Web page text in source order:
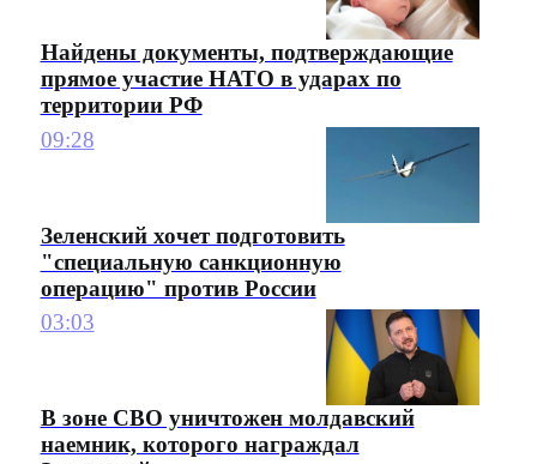
Найдены документы, подтверждающие
прямое участие НАТО в ударах по
территории РФ
09:28
Зеленский хочет подготовить
"специальную санкционную
операцию" против России
03:03
В зоне СВО уничтожен молдавский
наемник, которого награждал